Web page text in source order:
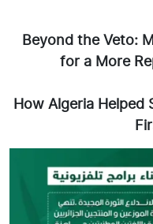
Beyond the Veto:
for a More
How Algeria Helped